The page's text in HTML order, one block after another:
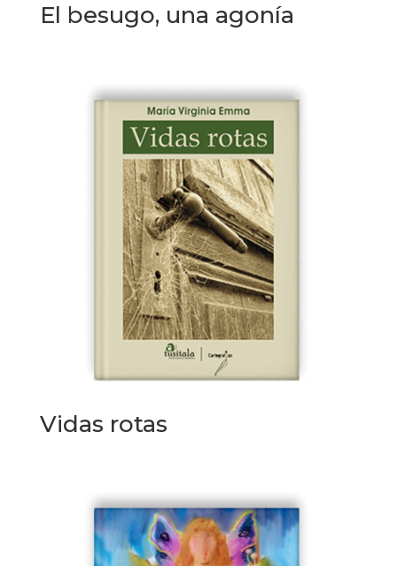
El besugo, una agonía
Vidas rotas